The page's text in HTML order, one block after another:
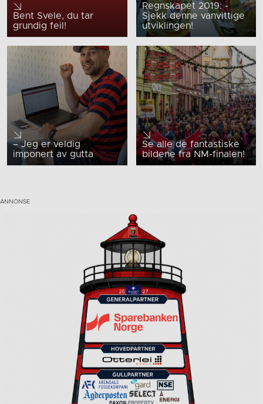
Bent Svele, du tar
grundig feil!
Regnskapet 2019: -
Sjekk denne vanvittige
utviklingen!
– Jeg er veldig
imponert av gutta
Se alle de fantastiske
bildene fra NM-finalen!